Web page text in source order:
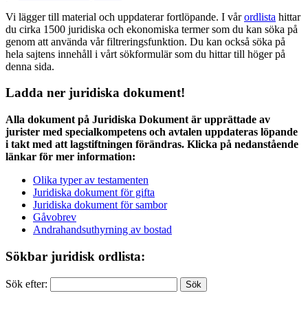
Vi lägger till material och uppdaterar fortlöpande. I vårordlista hittar
du cirka 1500 juridiska och ekonomiska termer som du kan söka på
genom att använda vår filtreringsfunktion. Du kan också söka på
hela sajtens innehåll i vårt sökformulär som du hittar till höger på
denna sida.
Ladda ner juridiska dokument!
Alla dokument på Juridiska Dokument är upprättade av
jurister med specialkompetens och avtalen uppdateras löpande
i takt med att lagstiftningen förändras. Klicka på nedanstående
länkar för mer information:
Olika typer av testamenten
Juridiska dokument för gifta
Juridiska dokument för sambor
Gåvobrev
Andrahandsuthyrning av bostad
Sökbar juridisk ordlista:
Sök efter: